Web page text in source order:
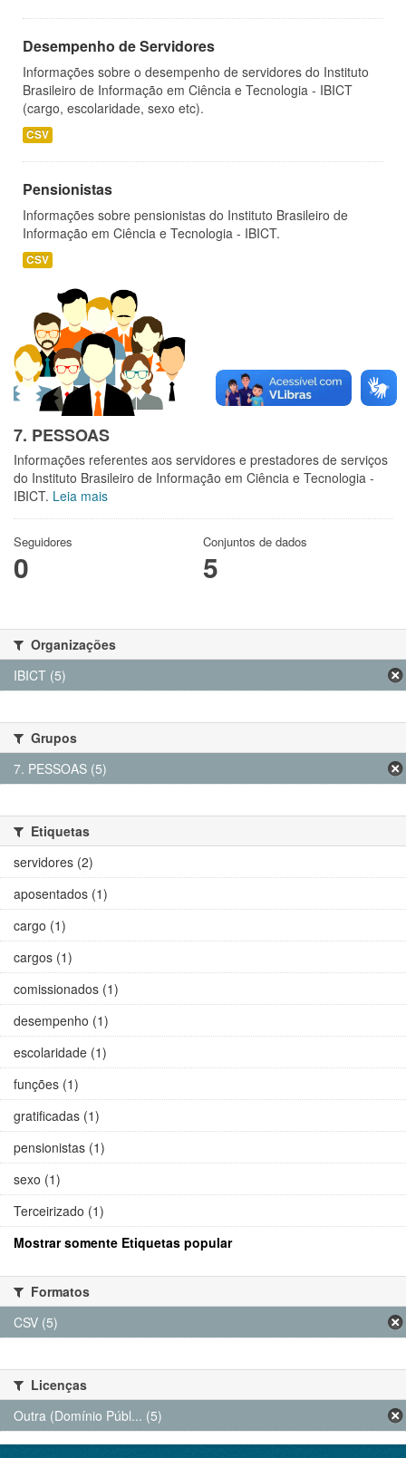
Desempenho de Servidores
Informações sobre o desempenho de servidores do Instituto
Brasileiro de Informação em Ciência e Tecnologia - IBICT
(cargo, escolaridade, sexo etc).
CSV
Pensionistas
Informações sobre pensionistas do Instituto Brasileiro de
Informação em Ciência e Tecnologia - IBICT.
CSV
7. PESSOAS
Informações referentes aos servidores e prestadores de serviços
do Instituto Brasileiro de Informação em Ciência e Tecnologia -
IBICT. Leia mais
Seguidores
0
Conjuntos de dados
5
Organizações
IBICT (5)
Grupos
7. PESSOAS (5)
Etiquetas
servidores (2)
aposentados (1)
cargo (1)
cargos (1)
comissionados (1)
desempenho (1)
escolaridade (1)
funções (1)
gratificadas (1)
pensionistas (1)
sexo (1)
Terceirizado (1)
Mostrar somente Etiquetas popular
Formatos
CSV (5)
Licenças
Outra (Domínio Públ... (5)